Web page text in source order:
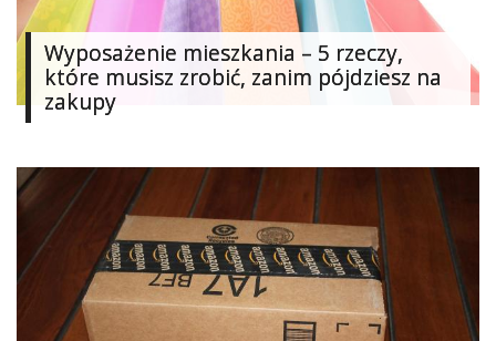
Wyposażenie mieszkania – 5 rzeczy,
które musisz zrobić, zanim pójdziesz na
zakupy